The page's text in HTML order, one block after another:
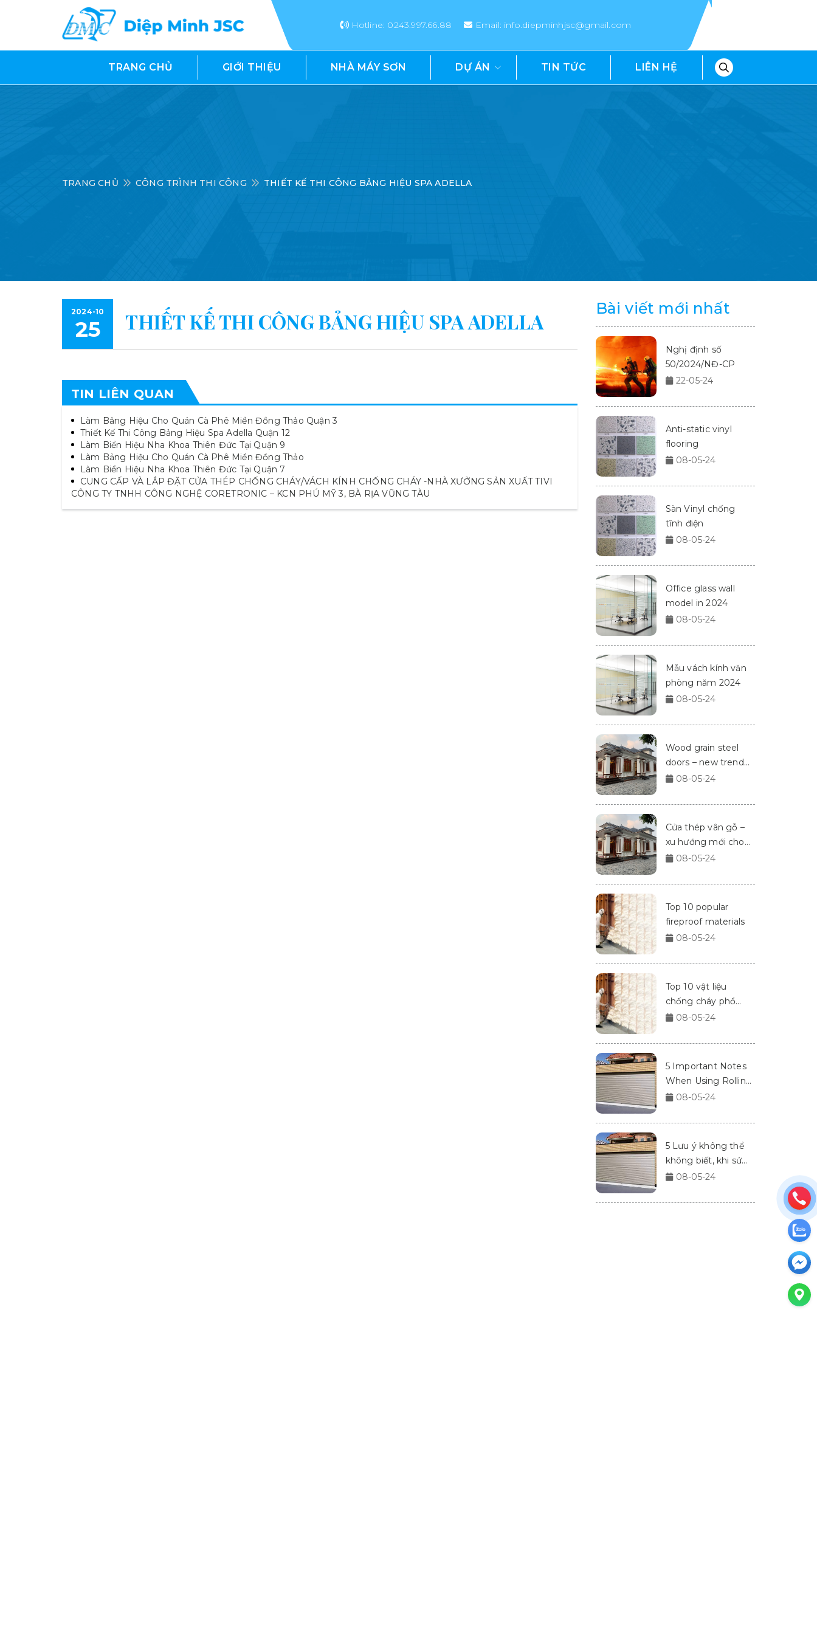
Hotline: 0243.997.66.88 Email: info.diepminhjsc@gmail.com
TRANG CHỦ GIỚI THIỆU NHÀ MÁY SƠN DỰ ÁN TIN TỨC LIÊN HỆ
TRANG CHỦ CÔNG TRÌNH THI CÔNG THIẾT KẾ THI CÔNG BẢNG HIỆU SPA ADELLA
2024-10
25 THIẾT KẾ THI CÔNG BẢNG HIỆU SPA ADELLA
TIN LIÊN QUAN
Làm Bảng Hiệu Cho Quán Cà Phê Miền Đồng Thảo Quận 3
Thiết Kế Thi Công Bảng Hiệu Spa Adella Quận 12
Làm Biển Hiệu Nha Khoa Thiên Đức Tại Quận 9
Làm Bảng Hiệu Cho Quán Cà Phê Miền Đồng Thảo
Làm Biển Hiệu Nha Khoa Thiên Đức Tại Quận 7
CUNG CẤP VÀ LẮP ĐẶT CỬA THÉP CHỐNG CHÁY/VÁCH KÍNH CHỐNG CHÁY -NHÀ XƯỞNG SẢN XUẤT TIVI
CÔNG TY TNHH CÔNG NGHỆ CORETRONIC – KCN PHÚ MỸ 3, BÀ RỊA VŨNG TÀU
Bài viết mới nhất
22-05-24
Nghị định số
50/2024/NĐ-CP
08-05-24
Anti-static vinyl
flooring
08-05-24
Sàn Vinyl chống
tĩnh điện
08-05-24
Office glass wall
model in 2024
08-05-24
Mẫu vách kính văn
phòng năm 2024
08-05-24
Wood grain steel
doors – new trend
for homes in 2024
08-05-24
Cửa thép vân gỗ –
xu hướng mới cho
nhà cửa 2024
08-05-24
Top 10 popular
fireproof materials
08-05-24
Top 10 vật liệu
chống cháy phổ
biến
08-05-24
5 Important Notes
When Using Rolling
Doors
08-05-24
5 Lưu ý không thể
không biết, khi sử
dụng cửa cuốn